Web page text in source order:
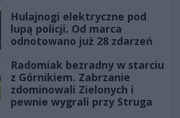
Hulajnogi elektryczne pod
lupą policji. Od marca
odnotowano już 28 zdarzeń
Radomiak bezradny w starciu
z Górnikiem. Zabrzanie
zdominowali Zielonych i
pewnie wygrali przy Struga